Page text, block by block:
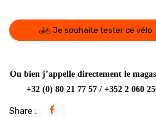
Je souhaite tester ce vélo
Ou bien j’appelle directement le
+32 (0) 80 21 77 57 / +352 2 060
Share :